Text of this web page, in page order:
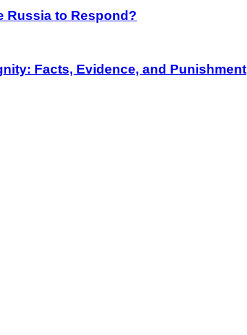
Russia to Respond?
Facts, Evidence, and Punishment